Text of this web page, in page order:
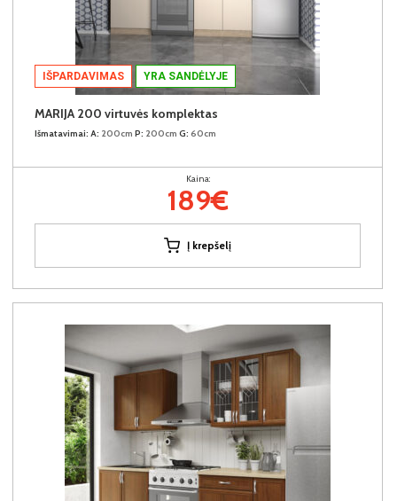
IŠPARDAVIMAS YRA SANDĖLYJE
MARIJA 200 virtuvės komplektas
Išmatavimai: A: 200cm P: 200cm G: 60cm
Kaina:
189€
Į krepšelį